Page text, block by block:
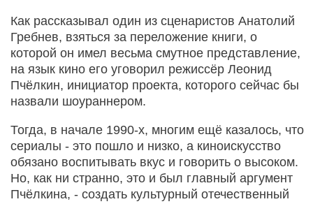
Как рассказывал один из сценаристов Анатолий
Гребнев, взяться за переложение книги, о
которой он имел весьма смутное представление,
на язык кино его уговорил режиссёр Леонид
Пчёлкин, инициатор проекта, которого сейчас бы
назвали шоураннером.
Тогда, в начале 1990-х, многим ещё казалось, что
сериалы - это пошло и низко, а киноискусство
обязано воспитывать вкус и говорить о высоком.
Но, как ни странно, это и был главный аргумент
Пчёлкина, - создать культурный отечественный